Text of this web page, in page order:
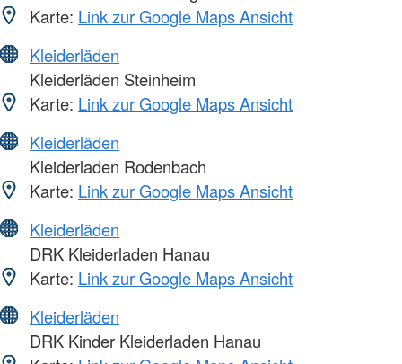
Karte: Link zur Google Maps Ansicht
Kleiderläden
Kleiderläden Steinheim
Karte: Link zur Google Maps Ansicht
Kleiderläden
Kleiderladen Rodenbach
Karte: Link zur Google Maps Ansicht
Kleiderläden
DRK Kleiderladen Hanau
Karte: Link zur Google Maps Ansicht
Kleiderläden
DRK Kinder Kleiderladen Hanau